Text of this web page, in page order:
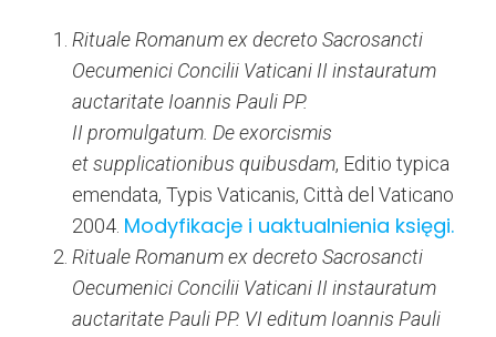
Rituale Romanum ex decreto Sacrosancti
Oecumenici Concilii Vaticani II instauratum
auctaritate Ioannis Pauli PP.
II promulgatum. De exorcismis
et supplicationibus quibusdam, Editio typica
emendata, Typis Vaticanis, Città del Vaticano
2004. Modyfikacje i uaktualnienia księgi.
Rituale Romanum ex decreto Sacrosancti
Oecumenici Concilii Vaticani II instauratum
auctaritate Pauli PP. VI editum Ioannis Pauli